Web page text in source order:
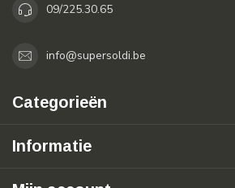
09/225.30.65
info@supersoldi.be
Categorieën
Informatie